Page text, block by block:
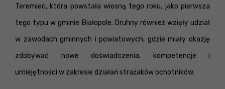
Teremiec, która powstała wiosną tego roku, jako pierwsza
tego typu w gminie Białopole. Druhny również wzięły udział
w zawodach gminnych i powiatowych, gdzie miały okazję
zdobywać nowe doświadczenia, kompetencje i
umiejętności w zakresie działań strażaków ochotników.